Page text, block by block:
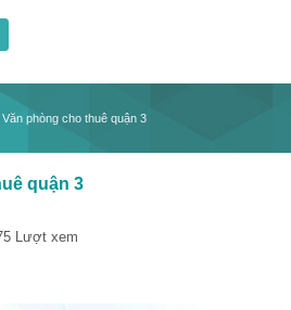
phòng cho thuê quận 3
quận 3
Lượt xem